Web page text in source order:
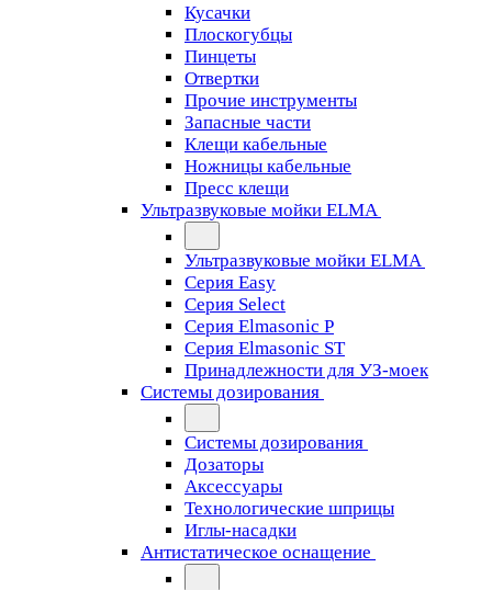
Кусачки
Плоскогубцы
Пинцеты
Отвертки
Прочие инструменты
Запасные части
Клещи кабельные
Ножницы кабельные
Пресс клещи
Ультразвуковые мойки ELMA
Ультразвуковые мойки ELMA
Серия Easy
Серия Select
Серия Elmasonic P
Серия Elmasonic ST
Принадлежности для УЗ-моек
Системы дозирования
Системы дозирования
Дозаторы
Аксессуары
Технологические шприцы
Иглы-насадки
Антистатическое оснащение